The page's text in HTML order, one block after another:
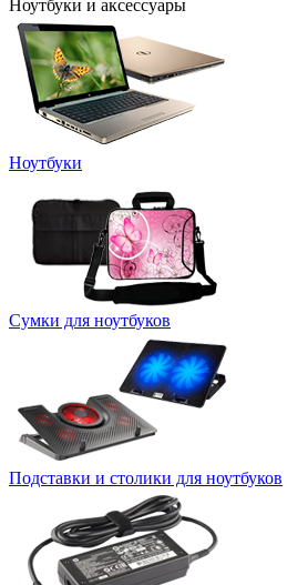
Ноутбуки и аксессуары
Ноутбуки
Сумки для ноутбуков
Подставки и столики для ноутбуков